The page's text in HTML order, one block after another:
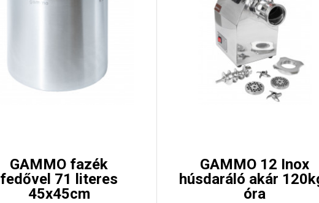
GAMMO fazék
fedővel 71 literes
45x45cm
GAMMO 12 Inox
húsdaráló akár
óra